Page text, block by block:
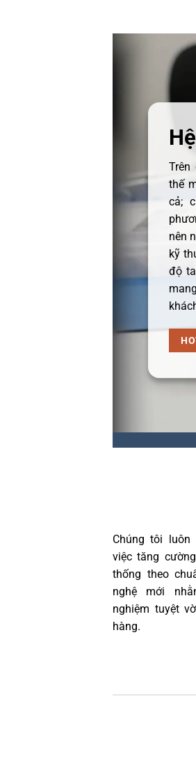
Trên
thế
cả;
nên
kỹ
độ
Chúng tôi
việc tăng
thống theo
nghệ mới
nghiệm tuyệt
hàng.